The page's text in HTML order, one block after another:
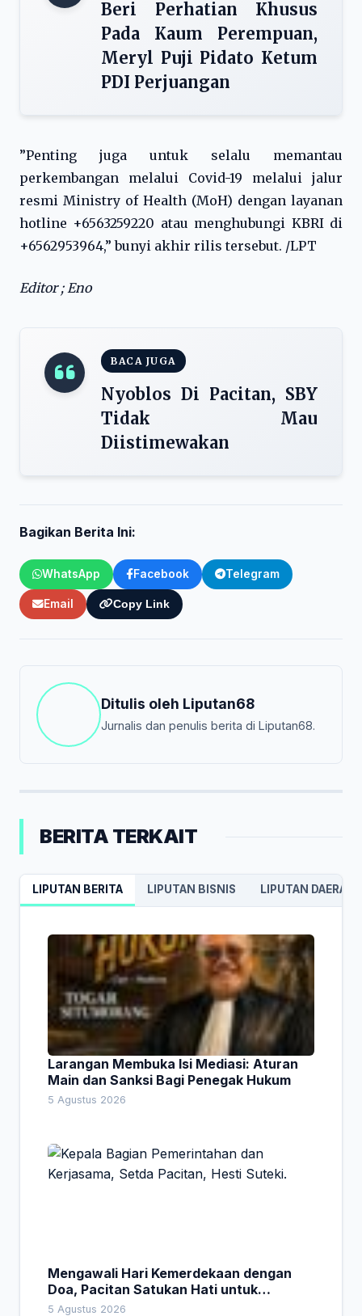
Beri Perhatian Khusus
Pada Kaum Perempuan,
Meryl Puji Pidato Ketum
PDI Perjuangan
”Penting juga untuk selalu memantau
perkembangan melalui Covid-19 melalui jalur
resmi Ministry of Health (MoH) dengan layanan
hotline +6563259220 atau menghubungi KBRI di
+6562953964,” bunyi akhir rilis tersebut. /LPT
Editor ; Eno
BACA JUGA
Nyoblos Di Pacitan, SBY
Tidak Mau
Diistimewakan
Bagikan Berita Ini:
WhatsApp Facebook Telegram
Email Copy Link
Ditulis oleh Liputan68
Jurnalis dan penulis berita di Liputan68.
BERITA TERKAIT
LIPUTAN BERITA LIPUTAN BISNIS LIPUTAN DAERAH
Larangan Membuka Isi Mediasi: Aturan
Main dan Sanksi Bagi Penegak Hukum
5 Agustus 2026
Mengawali Hari Kemerdekaan dengan
Doa, Pacitan Satukan Hati untuk
Indonesia
5 Agustus 2026